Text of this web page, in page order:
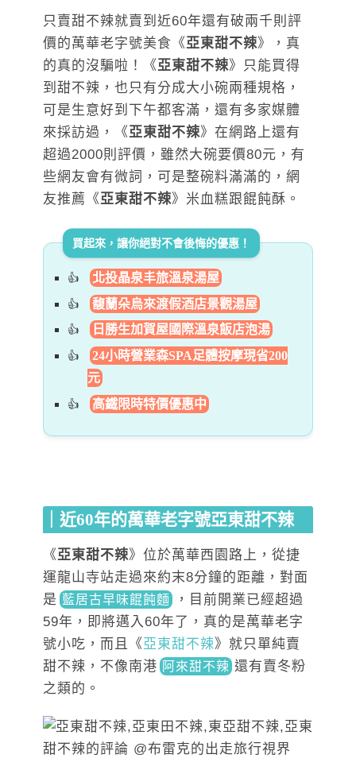
只賣甜不辣就賣到近60年還有破兩千則評
價的萬華老字號美食《 亞東甜不辣》，真
的真的沒騙啦！《 亞東甜不辣》只能買得
到甜不辣，也只有分成大小碗兩種規格，
可是生意好到下午都客滿，還有多家媒體
來採訪過，《 亞東甜不辣》在網路上還有
超過2000則評價，雖然大碗要價80元，有
些網友會有微詞，可是整碗料滿滿的，網
友推薦《 亞東甜不辣》米血糕跟餛飩酥。
買起來，讓你絕對不會後悔的優惠！
北投晶泉丰旅溫泉湯屋
馥蘭朵烏來渡假酒店景觀湯屋
日勝生加賀屋國際溫泉飯店泡湯
24小時營業森SPA足體按摩現省200
元
高鐵限時特價優惠中
｜近60年的萬華老字號亞東甜不辣
《 亞東甜不辣》位於萬華西園路上，從捷
運龍山寺站走過來約末8分鐘的距離，對面
是 藍居古早味餛飩麵
，目前開業已經超過
59年 ，即將邁入60年了，真的是萬華老字
號小吃，而且《 亞東甜不辣》就只單純賣
甜不辣，不像南港 阿來甜不辣 還有賣冬粉
之類的。